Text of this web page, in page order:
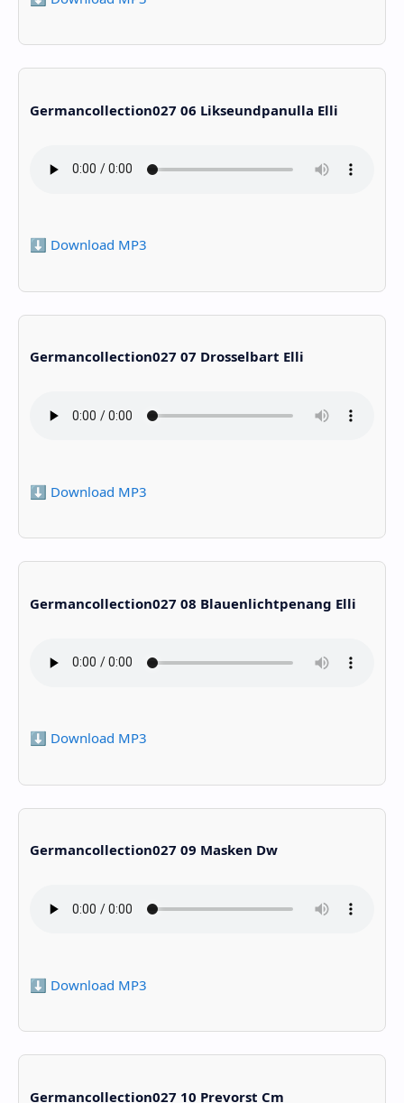
Germancollection027 06 Likseundpanulla Elli
⬇️ Download MP3
Germancollection027 07 Drosselbart Elli
⬇️ Download MP3
Germancollection027 08 Blauenlichtpenang Elli
⬇️ Download MP3
Germancollection027 09 Masken Dw
⬇️ Download MP3
Germancollection027 10 Prevorst Cm